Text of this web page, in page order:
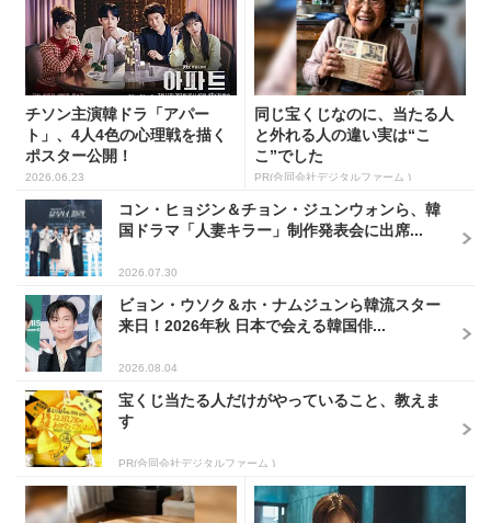
チソン主演韓ドラ「アパー
ト」、4人4色の心理戦を描く
ポスター公開！
2026.06.23
同じ宝くじなのに、当たる人
と外れる人の違い実は“こ
こ”でした
PR(合同会社デジタルファーム )
コン・ヒョジン＆チョン・ジュンウォンら、韓
国ドラマ「人妻キラー」制作発表会に出席...
2026.07.30
ビョン・ウソク＆ホ・ナムジュンら韓流スター
来日！2026年秋 日本で会える韓国俳...
2026.08.04
宝くじ当たる人だけがやっていること、教えま
す
PR(合同会社デジタルファーム )